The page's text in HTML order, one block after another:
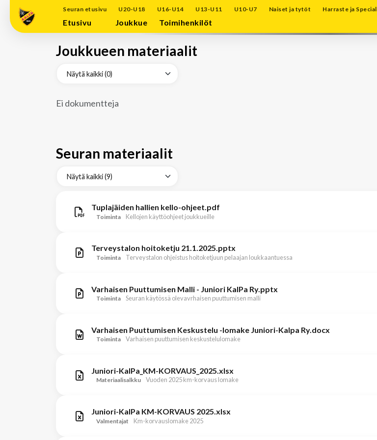
Seuran etusivu U20-U18 U16-U14 U13-U11 U10-U7 Naiset ja tytöt Harraste ja Special
Etusivu Joukkue Toimihenkilöt
Joukkueen materiaalit
Ei dokumentteja
Seuran materiaalit
Tuplajäiden hallien kello-ohjeet.pdf
Toiminta Kellojen käyttöohjeet joukkueille
Terveystalon hoitoketju 21.1.2025.pptx
Toiminta Terveystalon ohjeistus hoitoketjuun pelaajan loukkaantuessa
Varhaisen Puuttumisen Malli - Juniori KalPa Ry.pptx
Toiminta Seuran käytössä olevavrhaisen puuttumisen malli
Varhaisen Puuttumisen Keskustelu -lomake Juniori-Kalpa Ry.docx
Toiminta Varhaisen puuttumisen keskustelulomake
Juniori-KalPa_KM-KORVAUS_2025.xlsx
Materiaalisalkku Vuoden 2025 km-korvaus lomake
Juniori-KalPa KM-KORVAUS 2025.xlsx
Valmentajat Km-korvauslomake 2025